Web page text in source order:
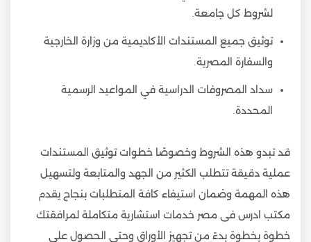
لشروط كل جامعة.
توثيق جميع المستندات الأكاديمية من وزارة الخارجية
والسفارة المصرية.
سداد المصروفات الدراسية في المواعيد الرسمية
المحددة.
قد تبدو هذه الشروط وخصوصًا خطوات توثيق المستندات
عملية دقيقة تتطلب الكثير من الجهد والمتابعة ولتسهيل
هذه المهمة وضمان استيفاء كافة المتطلبات بنجاح يقدم
مكتب ادرس فى مصر خدمات استشارية متكاملة لمرافقتك
خطوة بخطوة بدءً من تجهيز الأوراق وحتى الحصول على